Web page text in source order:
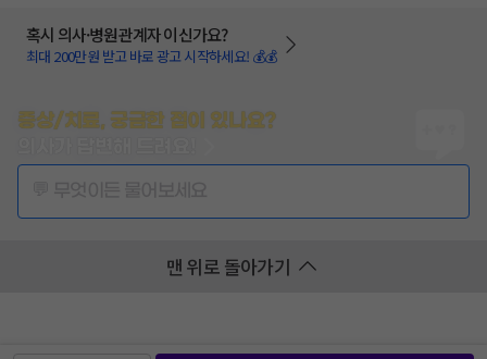
혹시 의사·병원관계자 이신가요?
최대 200만원 받고 바로 광고 시작하세요! 💰💰
증상/치료, 궁금한 점이 있나요?
맨 위로 돌아가기